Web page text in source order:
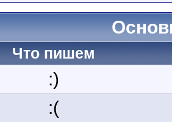
Что пишем
:)
:(